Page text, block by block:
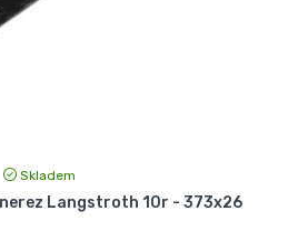
Skladem
nerez Langstroth 10r - 373x26